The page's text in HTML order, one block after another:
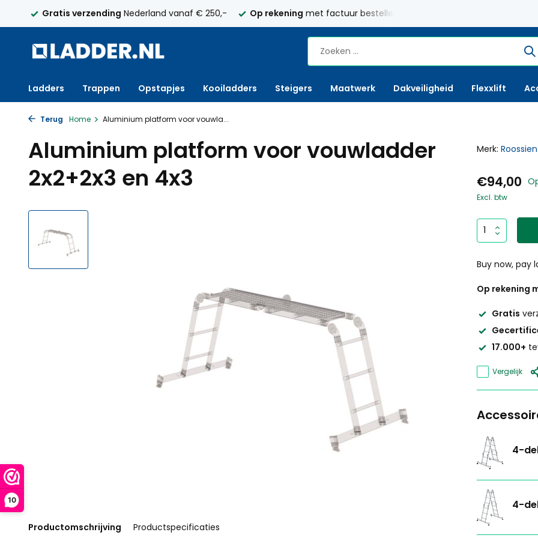
10
Gratis verzending Nederland vanaf € 250,- Op rekening met factuur bestellen mogelijk
Ladders Trappen Opstapjes Kooiladders Steigers Maatwerk Dakveiligheid Flexxlift
Terug Home Aluminium platform voor vouwla...
Aluminium platform voor vouwladder
2x2+2x3 en 4x3
Productomschrijving Productspecificaties
Merk: Roossien
€94,00
Excl. btw
Buy now, pay
Op rekening
Gratis
17.000+
Vergelijk
4-
4-